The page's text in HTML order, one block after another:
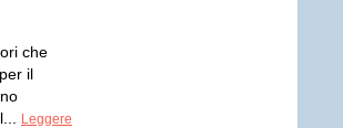
che
il
Leggere